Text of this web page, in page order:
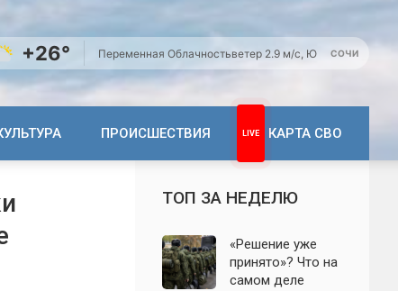
+26° Переменная Облачностьветер 2.9 м/с, Ю СОЧИ
ПРОИСШЕСТВИЯ КАРТА СВО
ТОП ЗА НЕДЕЛЮ
«Решение уже
принято»? Что на
самом деле